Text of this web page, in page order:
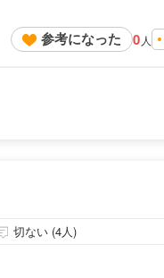
参考になった 0 人
切ない (4人)